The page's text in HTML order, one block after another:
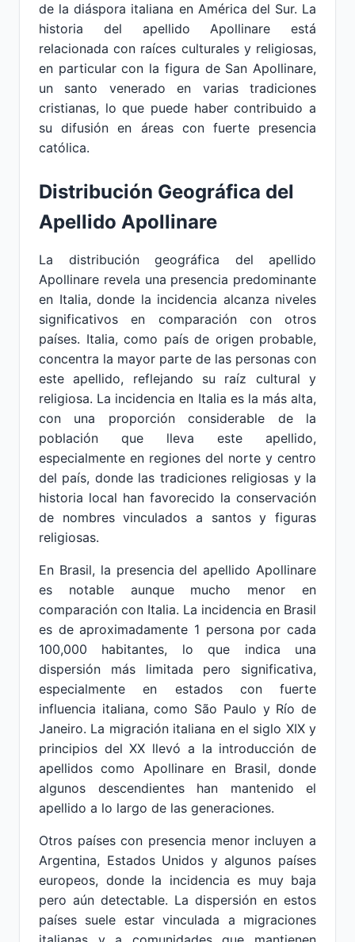
de la diáspora italiana en América del Sur. La
historia del apellido Apollinare está
relacionada con raíces culturales y religiosas,
en particular con la figura de San Apollinare,
un santo venerado en varias tradiciones
cristianas, lo que puede haber contribuido a
su difusión en áreas con fuerte presencia
católica.
Distribución Geográfica del
Apellido Apollinare
La distribución geográfica del apellido
Apollinare revela una presencia predominante
en Italia, donde la incidencia alcanza niveles
significativos en comparación con otros
países. Italia, como país de origen probable,
concentra la mayor parte de las personas con
este apellido, reflejando su raíz cultural y
religiosa. La incidencia en Italia es la más alta,
con una proporción considerable de la
población que lleva este apellido,
especialmente en regiones del norte y centro
del país, donde las tradiciones religiosas y la
historia local han favorecido la conservación
de nombres vinculados a santos y figuras
religiosas.
En Brasil, la presencia del apellido Apollinare
es notable aunque mucho menor en
comparación con Italia. La incidencia en Brasil
es de aproximadamente 1 persona por cada
100,000 habitantes, lo que indica una
dispersión más limitada pero significativa,
especialmente en estados con fuerte
influencia italiana, como São Paulo y Río de
Janeiro. La migración italiana en el siglo XIX y
principios del XX llevó a la introducción de
apellidos como Apollinare en Brasil, donde
algunos descendientes han mantenido el
apellido a lo largo de las generaciones.
Otros países con presencia menor incluyen a
Argentina, Estados Unidos y algunos países
europeos, donde la incidencia es muy baja
pero aún detectable. La dispersión en estos
países suele estar vinculada a migraciones